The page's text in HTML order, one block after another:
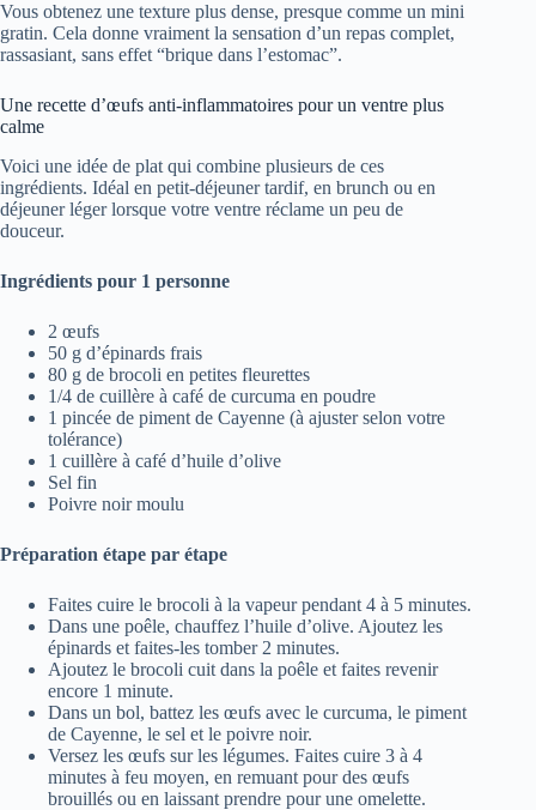
Vous obtenez une texture plus dense, presque comme un mini
gratin. Cela donne vraiment la sensation d’un repas complet,
rassasiant, sans effet “brique dans l’estomac”.
Une recette d’œufs anti-inflammatoires pour un ventre plus
calme
Voici une idée de plat qui combine plusieurs de ces
ingrédients. Idéal en petit-déjeuner tardif, en brunch ou en
déjeuner léger lorsque votre ventre réclame un peu de
douceur.
Ingrédients pour 1 personne
2 œufs
50 g d’épinards frais
80 g de brocoli en petites fleurettes
1/4 de cuillère à café de curcuma en poudre
1 pincée de piment de Cayenne (à ajuster selon votre
tolérance)
1 cuillère à café d’huile d’olive
Sel fin
Poivre noir moulu
Préparation étape par étape
Faites cuire le brocoli à la vapeur pendant 4 à 5 minutes.
Dans une poêle, chauffez l’huile d’olive. Ajoutez les
épinards et faites-les tomber 2 minutes.
Ajoutez le brocoli cuit dans la poêle et faites revenir
encore 1 minute.
Dans un bol, battez les œufs avec le curcuma, le piment
de Cayenne, le sel et le poivre noir.
Versez les œufs sur les légumes. Faites cuire 3 à 4
minutes à feu moyen, en remuant pour des œufs
brouillés ou en laissant prendre pour une omelette.